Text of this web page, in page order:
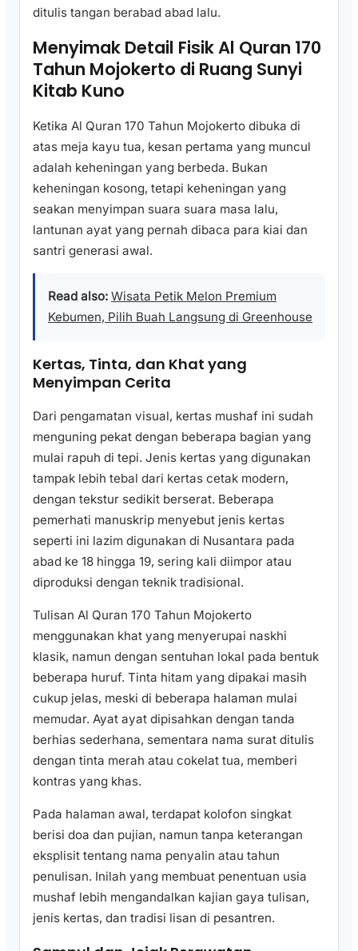
ditulis tangan berabad abad lalu.
Menyimak Detail Fisik Al Quran 170
Tahun Mojokerto di Ruang Sunyi
Kitab Kuno
Ketika Al Quran 170 Tahun Mojokerto dibuka di
atas meja kayu tua, kesan pertama yang muncul
adalah keheningan yang berbeda. Bukan
keheningan kosong, tetapi keheningan yang
seakan menyimpan suara suara masa lalu,
lantunan ayat yang pernah dibaca para kiai dan
santri generasi awal.
Read also: Wisata Petik Melon Premium
Kebumen, Pilih Buah Langsung di Greenhouse
Kertas, Tinta, dan Khat yang
Menyimpan Cerita
Dari pengamatan visual, kertas mushaf ini sudah
menguning pekat dengan beberapa bagian yang
mulai rapuh di tepi. Jenis kertas yang digunakan
tampak lebih tebal dari kertas cetak modern,
dengan tekstur sedikit berserat. Beberapa
pemerhati manuskrip menyebut jenis kertas
seperti ini lazim digunakan di Nusantara pada
abad ke 18 hingga 19, sering kali diimpor atau
diproduksi dengan teknik tradisional.
Tulisan Al Quran 170 Tahun Mojokerto
menggunakan khat yang menyerupai naskhi
klasik, namun dengan sentuhan lokal pada bentuk
beberapa huruf. Tinta hitam yang dipakai masih
cukup jelas, meski di beberapa halaman mulai
memudar. Ayat ayat dipisahkan dengan tanda
berhias sederhana, sementara nama surat ditulis
dengan tinta merah atau cokelat tua, memberi
kontras yang khas.
Pada halaman awal, terdapat kolofon singkat
berisi doa dan pujian, namun tanpa keterangan
eksplisit tentang nama penyalin atau tahun
penulisan. Inilah yang membuat penentuan usia
mushaf lebih mengandalkan kajian gaya tulisan,
jenis kertas, dan tradisi lisan di pesantren.